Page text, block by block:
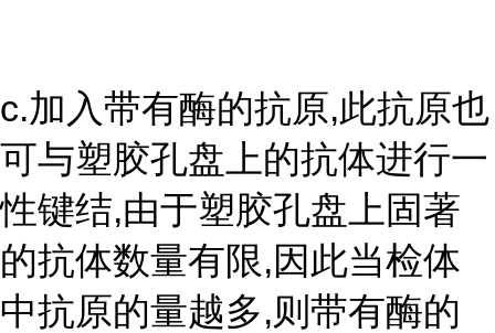
c.加入带有酶的抗原,此抗原也
可与塑胶孔盘上的抗体进行一
性键结,由于塑胶孔盘上固著
的抗体数量有限,因此当检体
中抗原的量越多,则带有酶的